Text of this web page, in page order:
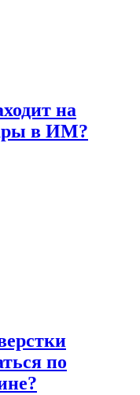
на
в ИМ?
по